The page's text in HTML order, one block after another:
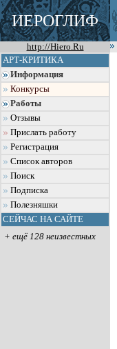
ИЕРОГЛИФ
http://Hiero.Ru
АРТ-КРИТИКА
Информация
Конкурсы
Работы
Отзывы
Прислать работу
Регистрация
Список авторов
Поиск
Подписка
Полезняшки
СЕЙЧАС НА САЙТЕ
+ ещё 128 неизвестных